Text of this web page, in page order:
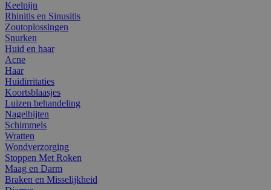
Keelpijn
Rhinitis en Sinusitis
Zoutoplossingen
Snurken
Huid en haar
Acne
Haar
Huidirritaties
Koortsblaasjes
Luizen behandeling
Nagelbijten
Schimmels
Wratten
Wondverzorging
Stoppen Met Roken
Maag en Darm
Braken en Misselijkheid